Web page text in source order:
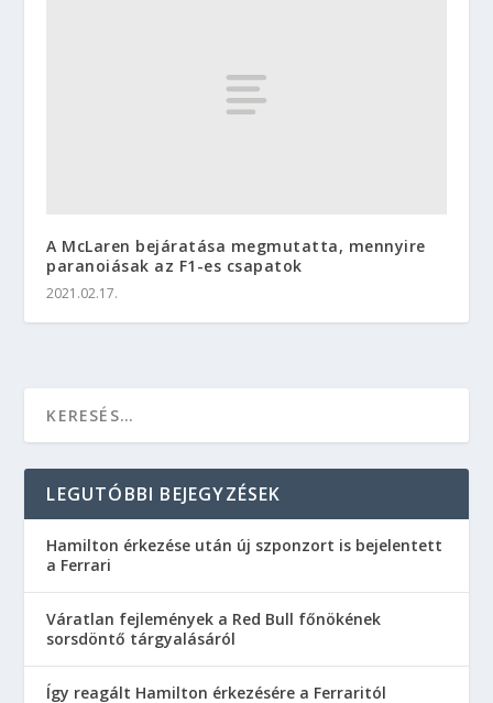
A McLaren bejáratása megmutatta, mennyire
paranoiásak az F1-es csapatok
2021.02.17.
LEGUTÓBBI BEJEGYZÉSEK
Hamilton érkezése után új szponzort is bejelentett
a Ferrari
Váratlan fejlemények a Red Bull főnökének
sorsdöntő tárgyalásáról
Így reagált Hamilton érkezésére a Ferraritól